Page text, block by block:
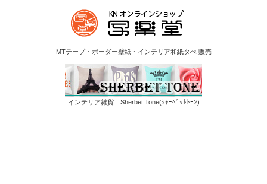
MTテープ・ボーダー壁紙・インテリア和紙タぺ 販売
インテリア雑貨 Sherbet Tone(ｼｬｰﾍﾞｯﾄﾄｰﾝ)